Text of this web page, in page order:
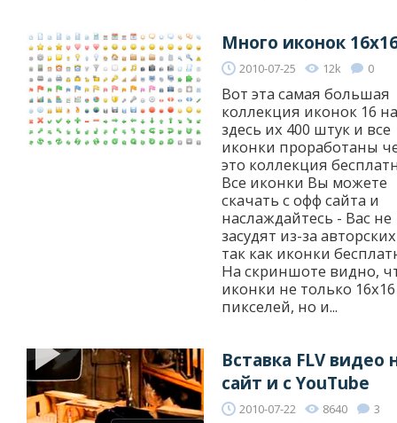
Много иконок
2010-07-25 12k 0
Вот эта самая большая
коллекция иконок 16
здесь их 400 штук и все
иконки проработаны
это коллекция
Все иконки Вы можете
скачать с офф сайта и
наслаждайтесь - Вас не
засудят из-за
так как иконки
На скриншоте видно,
иконки не только 16x16
пикселей, но и...
Вставка FLV видео
сайт и с YouTube
2010-07-22 8640 3